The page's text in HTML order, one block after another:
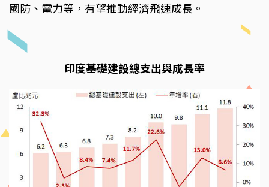
國防、電力等，有望推動經濟飛速成長。
印度基礎建設總支出與成長率